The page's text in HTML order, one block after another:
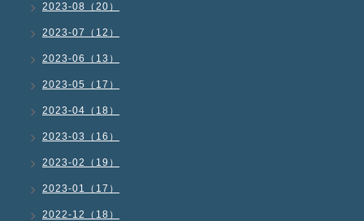
2023-08（20）
2023-07（12）
2023-06（13）
2023-05（17）
2023-04（18）
2023-03（16）
2023-02（19）
2023-01（17）
2022-12（18）